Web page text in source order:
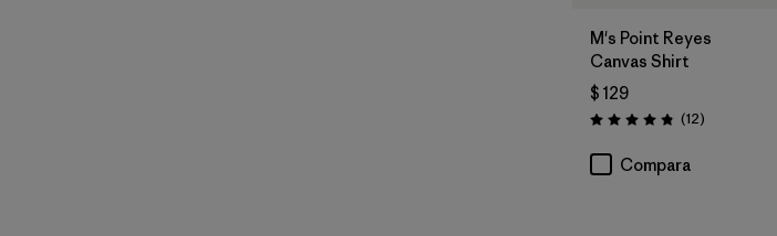
M's Point Reyes
Canvas Shirt
$ 129
Valoración: 4.8 / 5
(12Comentarios
)
Compara